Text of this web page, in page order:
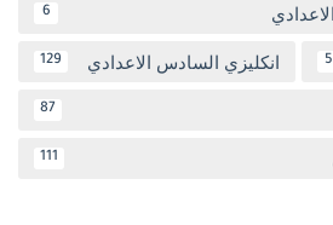
6
5 انكليزي السادس الاعدادي 129
87
111